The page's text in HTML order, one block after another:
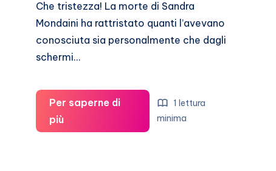
Che tristezza! La morte di Sandra
Mondaini ha rattristato quanti l’avevano
conosciuta sia personalmente che dagli
schermi…
Per saperne di
piùSandra
Mondaini:
1 lettura
minima